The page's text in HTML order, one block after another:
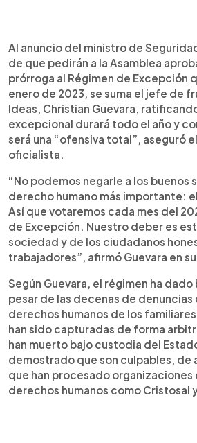
Escuchar artículo
Al anuncio del ministro de
de que pedirán a la Asamblea
prórroga al Régimen de Excepción
enero de 2023, se suma el jefe de
Ideas, Christian Guevara,
excepcional durará todo el año y
será una “ofensiva total”, aseguró
oficialista.
“No podemos negarle a los buenos
derecho humano más importante:
Así que votaremos cada mes del
de Excepción. Nuestro deber es
sociedad y de los ciudadanos
trabajadores”, afirmó Guevara en
Según Guevara, el régimen ha
pesar de las decenas de denuncias
derechos humanos de los
han sido capturadas de forma
han muerto bajo custodia del
demostrado que son culpables, de
que han procesado organizaciones
derechos humanos como Cristosal y